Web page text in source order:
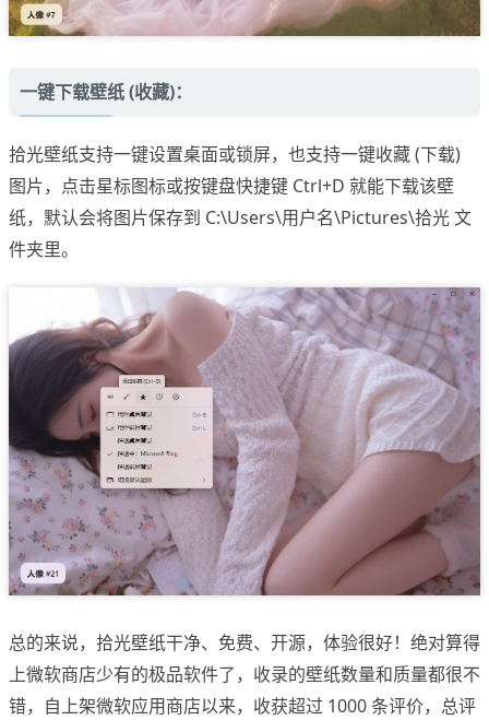
一键下载壁纸 (收藏)：
拾光壁纸支持一键设置桌面或锁屏，也支持一键收藏 (下载)
图片，点击星标图标或按键盘快捷键 Ctrl+D 就能下载该壁
纸，默认会将图片保存到 C:\Users\用户名\Pictures\拾光 文
件夹里。
总的来说，拾光壁纸干净、免费、开源，体验很好！绝对算得
上微软商店少有的极品软件了，收录的壁纸数量和质量都很不
错，自上架微软应用商店以来，收获超过 1000 条评价，总评